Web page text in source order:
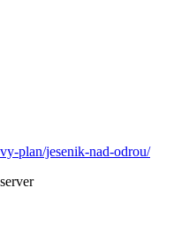
plan/jesenik-nad-odrou/